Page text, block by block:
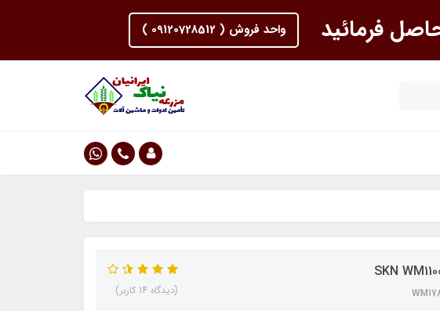
فرمائید واحد فروش ( 09120728512 )
(دیدگاه 14 کاربر)